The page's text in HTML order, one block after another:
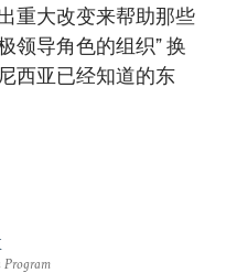
重大改变来帮助那些
领导角色的组织” 换
西亚已经知道的东
Program